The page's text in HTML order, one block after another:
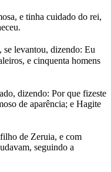
e tinha cuidado do rei,
levantou, dizendo: Eu
e cinquenta homens
dizendo: Por que fizeste
de aparência; e Hagite
de Zeruia, e com
seguindo a